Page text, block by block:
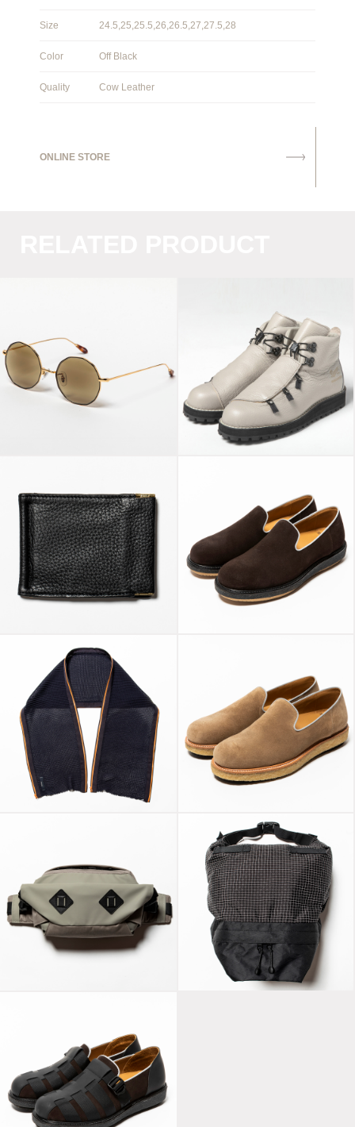
Size 24.5,25,25.5,26,26.5,27,27.5,28
Color Off Black
Quality Cow Leather
ONLINE STORE
Danner Mountain
“Nude” Light Grey
Leather Money Clip
Super Buck Slip-on
Slit Knit Unit Stole
Navy
Super Buck Slip-on
PVC Canvas
X-Pac™/Spectra®
“Lid”